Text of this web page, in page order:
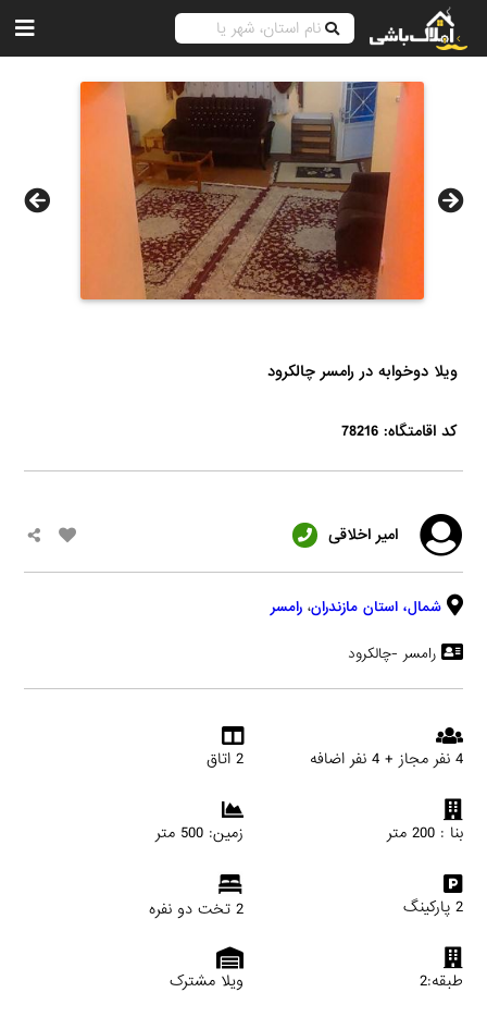
ویلا دوخوابه در رامسر چالکرود
کد اقامتگاه: 78216
امیر اخلاقی
شمال، استان مازندران، رامسر
رامسر -چالکرود
4 نفر مجاز + 4 نفر اضافه 2 اتاق
بنا : 200 متر زمین: 500 متر
2 پارکینگ 2 تخت دو نفره
طبقه:2 ویلا مشترک